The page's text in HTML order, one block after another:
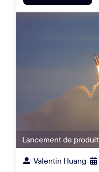
Lancement de produit
Valentin Huang